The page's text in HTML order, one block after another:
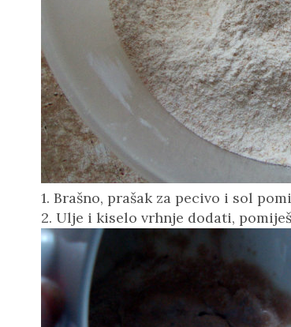
1. Brašno, prašak za pecivo i sol
2. Ulje i kiselo vrhnje dodati,